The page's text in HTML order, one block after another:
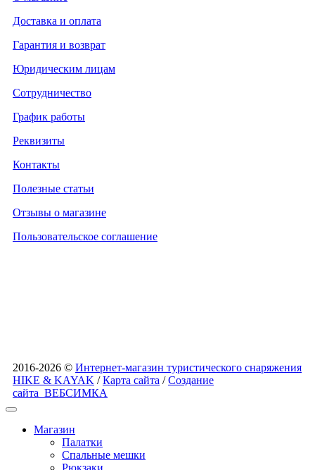
Доставка и оплата
Гарантия и возврат
Юридическим лицам
Сотрудничество
График работы
Реквизиты
Контакты
Полезные статьи
Отзывы о магазине
Пользовательское соглашение
2016-2026 © Интернет-магазин туристического снаряжения
HIKE & KAYAK /Карта сайта /Создание
сайта ВЕБСИМКА
Магазин
Палатки
Спальные мешки
Рюкзаки